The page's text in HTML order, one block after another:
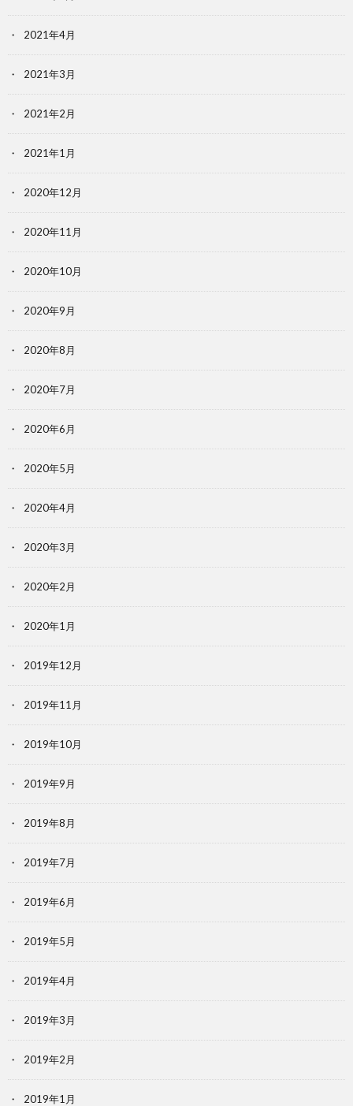
2021年4月
2021年3月
2021年2月
2021年1月
2020年12月
2020年11月
2020年10月
2020年9月
2020年8月
2020年7月
2020年6月
2020年5月
2020年4月
2020年3月
2020年2月
2020年1月
2019年12月
2019年11月
2019年10月
2019年9月
2019年8月
2019年7月
2019年6月
2019年5月
2019年4月
2019年3月
2019年2月
2019年1月